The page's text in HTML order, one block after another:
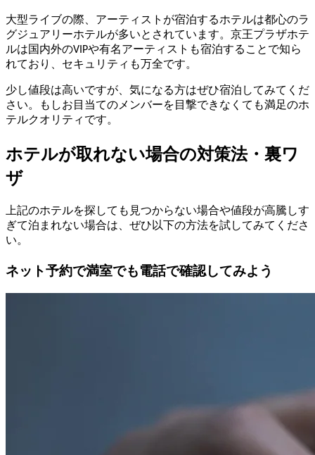
大型ライブの際、アーティストが宿泊するホテルは都心のラ
グジュアリーホテルが多いとされています。京王プラザホテ
ルは国内外のVIPや有名アーティストも宿泊することで知ら
れており、セキュリティも万全です。
少し値段は高いですが、気になる方はぜひ宿泊してみてくだ
さい。もしお目当てのメンバーを目撃できなくても満足のホ
テルクオリティです。
ホテルが取れない場合の対策法・裏ワ
ザ
上記のホテルを探しても見つからない場合や値段が高騰しす
ぎて泊まれない場合は、ぜひ以下の方法を試してみてくださ
い。
ネット予約で満室でも電話で確認してみよう